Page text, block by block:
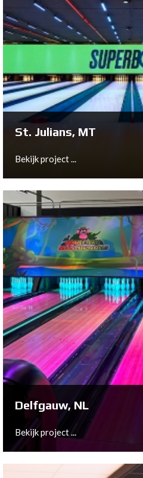
Groningen, NL
Bekijk project ...
St. Julians, MT
Bekijk project ...
St. Julians, MT
Bekijk project ...
Delfgauw, NL
Bekijk project ...